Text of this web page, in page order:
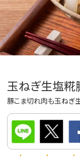
玉ねぎ生塩糀
豚こま切れ肉も玉ねぎ